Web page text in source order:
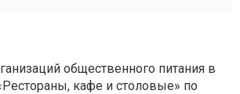
общественного питания в
кафе и столовые» по